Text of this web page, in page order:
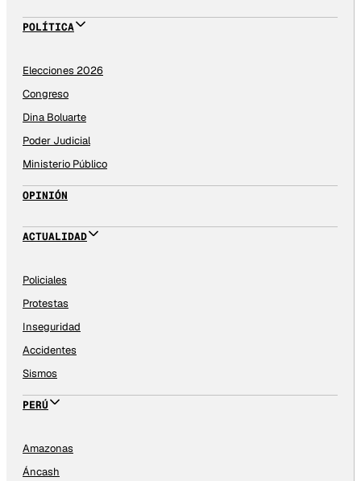
POLÍTICA
Elecciones 2026
Congreso
Dina Boluarte
Poder Judicial
Ministerio Público
OPINIÓN
ACTUALIDAD
Policiales
Protestas
Inseguridad
Accidentes
Sismos
PERÚ
Amazonas
Áncash